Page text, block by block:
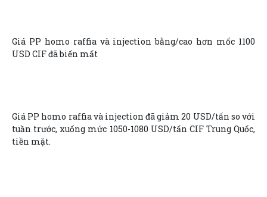
Giá PP homo raffia và injection bằng/cao hơn mốc 1100
USD CIF đã biến mất
Giá PP homo raffia và injection đã giảm 20 USD/tấn so với
tuần trước, xuống mức 1050-1080 USD/tấn CIF Trung Quốc,
tiền mặt.